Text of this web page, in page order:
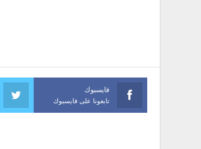
فايسبوك
تابعونا على فايسبوك